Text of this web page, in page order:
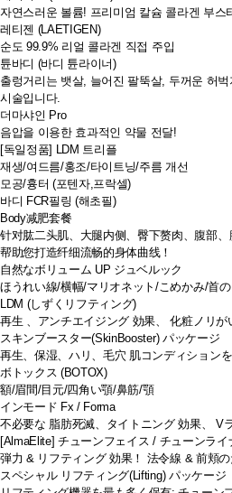
자연스러운 볼륨! 프리미엄 칼슘 콜라겐 부스
레티젠 (LAETIGEN)
순도 99.9% 리얼 콜라겐 직접 주입
튠바디 (바디 튠라이너)
출렁거리는 뱃살, 늘어진 팔뚝살, 두꺼운 허
시술입니다.
더마샤인 Pro
음압을 이용한 효과적인 약물 전달!
[독일정품] LDM 트리플
재생/여드름/홍조/타이트닝/주름 개선
모공/흉터 (포텐자,프락셀)
바디 FCR필링 (해초필)
Body减肥套餐
针对肱二头肌、大腿内侧、臀下赘肉、腹部、
帮助您打造纤细流畅的身体曲线！
自然なボリューム UP ジュベルック
ほうれい線/横幅/マリオネット/こめかみ/首
LDM (しずくリフティング)
再生 、アンチエイジング 効果、 化粧ノリが
スキンブースター(SkinBooster) パッケージ
再生、保湿、ハリ、毛穴 肌コンディション
ボトックス (BOTOX)
額/眉間/目元/四角い顎/鼻筋/顎
インモード Fx / Forma
不必要な 脂肪死滅、タイトニング 効果、 V
[AlmaElite] チューンフェイス / チューンライ
弾力 & リフティング 効果！ 法令線 & 前頬の
スペシャル リフティング(Lifting) パッケージ